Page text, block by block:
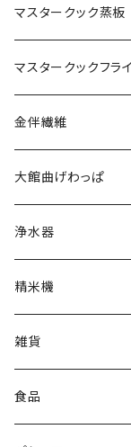
マスタークック蒸板
マスタークックフラ
金伴繊維
WOMEN
MEN
大館曲げわっぱ
浄水器
精米機
雑貨
食品